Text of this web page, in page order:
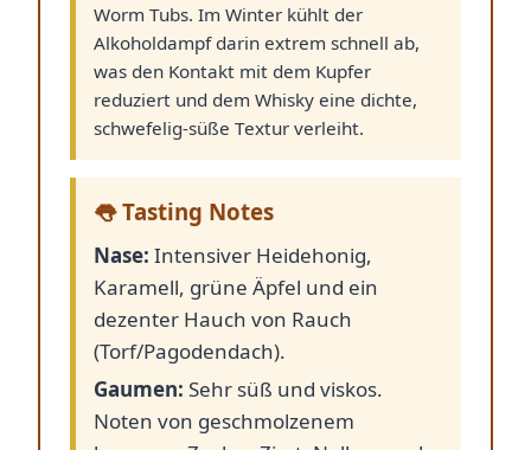
Worm Tubs. Im Winter kühlt der
Alkoholdampf darin extrem schnell ab,
was den Kontakt mit dem Kupfer
reduziert und dem Whisky eine dichte,
schwefelig-süße Textur verleiht.
👅 Tasting Notes
Nase: Intensiver Heidehonig,
Karamell, grüne Äpfel und ein
dezenter Hauch von Rauch
(Torf/Pagodendach).
Gaumen: Sehr süß und viskos.
Noten von geschmolzenem